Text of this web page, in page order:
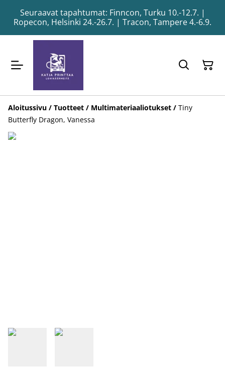
Seuraavat tapahtumat: Finncon, Turku 10.-12.7. |
Ropecon, Helsinki 24.-26.7. | Tracon, Tampere 4.-6.9.
Aloitussivu / Tuotteet / Multimateriaaliotukset / Tiny
Butterfly Dragon, Vanessa